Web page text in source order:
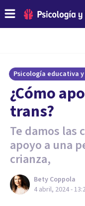
Psicología educativa
¿Cómo
trans?
Te damos las
apoyo a una
crianza,
Bety Coppola
4 abril, 2024 -